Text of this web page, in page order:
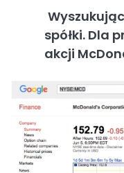
spółki. Dla
akcji